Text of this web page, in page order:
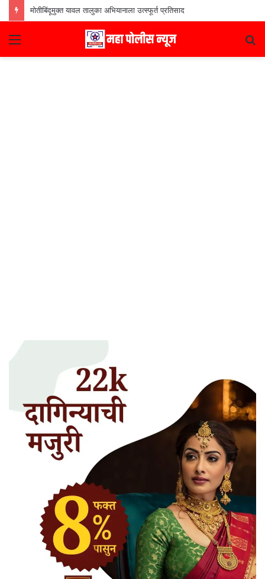
मोतीबिंदूमुक्त यावल तालुका अभियानाला उत्स्फूर्त प्रतिसाद
Menu